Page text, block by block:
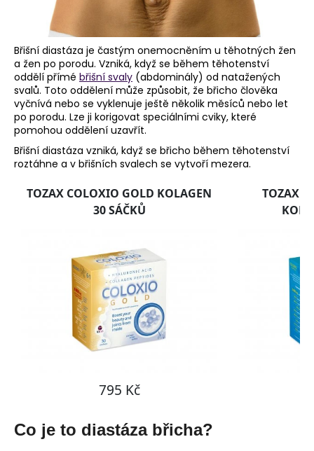
Břišní diastáza je častým onemocněním u těhotných žen
a žen po porodu. Vzniká, když se během těhotenství
oddělí přímé břišní svaly (abdominály) od natažených
svalů. Toto oddělení může způsobit, že břicho člověka
vyčnívá nebo se vyklenuje ještě několik měsíců nebo let
po porodu. Lze ji korigovat speciálními cviky, které
pomohou oddělení uzavřít.
Břišní diastáza vzniká, když se břicho během těhotenství
roztáhne a v břišních svalech se vytvoří mezera.
Co je to diastáza břicha?
HLEDAT
D
o
p
o